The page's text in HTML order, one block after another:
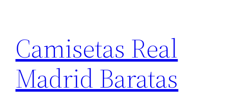
contenido
Camisetas Real
Madrid Baratas